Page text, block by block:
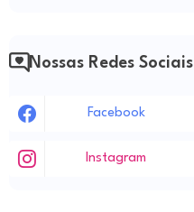
Nossas Redes Sociais
Facebook
Instagram